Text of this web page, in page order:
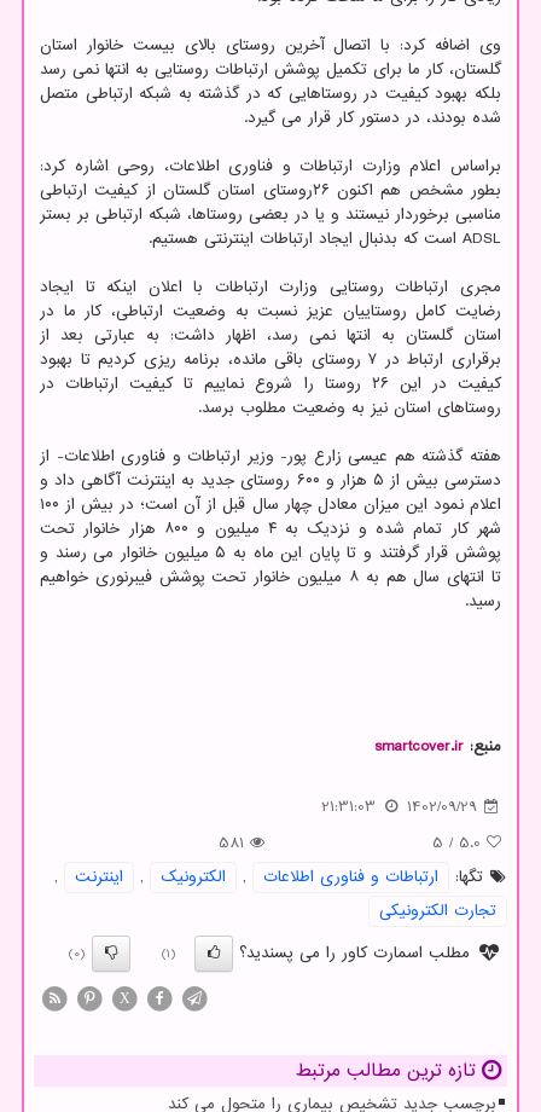
وی اضافه کرد: با اتصال آخرین روستای بالای بیست خانوار استان
گلستان، کار ما برای تکمیل پوشش ارتباطات روستایی به انتها نمی رسد
بلکه بهبود کیفیت در روستاهایی که در گذشته به شبکه ارتباطی متصل
شده بودند، در دستور کار قرار می گیرد.
براساس اعلام وزارت ارتباطات و فناوری اطلاعات، روحی اشاره کرد:
بطور مشخص هم اکنون ۲۶روستای استان گلستان از کیفیت ارتباطی
مناسبی برخوردار نیستند و یا در بعضی روستاها، شبکه ارتباطی بر بستر
ADSL است که بدنبال ایجاد ارتباطات اینترنتی هستیم.
مجری ارتباطات روستایی وزارت ارتباطات با اعلان اینکه تا ایجاد
رضایت کامل روستاییان عزیز نسبت به وضعیت ارتباطی، کار ما در
استان گلستان به انتها نمی رسد، اظهار داشت: به عبارتی بعد از
برقراری ارتباط در ۷ روستای باقی مانده، برنامه ریزی کردیم تا بهبود
کیفیت در این ۲۶ روستا را شروع نماییم تا کیفیت ارتباطات در
روستاهای استان نیز به وضعیت مطلوب برسد.
هفته گذشته هم عیسی زارع پور- وزیر ارتباطات و فناوری اطلاعات- از
دسترسی بیش از ۵ هزار و ۶۰۰ روستای جدید به اینترنت آگاهی داد و
اعلام نمود این میزان معادل چهار سال قبل از آن است؛ در بیش از ۱۰۰
شهر کار تمام شده و نزدیک به ۴ میلیون و ۸۰۰ هزار خانوار تحت
پوشش قرار گرفتند و تا پایان این ماه به ۵ میلیون خانوار می رسند و
تا انتهای سال هم به ۸ میلیون خانوار تحت پوشش فیبرنوری خواهیم
رسید.
منبع: smartcover.ir
1402/09/29
21:31:03
5.0
/
5
581
تگها:
ارتباطات و فناوری اطلاعات , الكترونیك , اینترنت
,
تجارت الكترونیكی
مطلب اسمارت کاور را می پسندید؟
(1)
(0)
X
تازه ترین مطالب مرتبط
برچسب جدید تشخیص بیماری را متحول می کند